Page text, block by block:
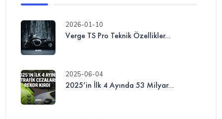
2026-01-10
Verge TS Pro Teknik Özellikler...
2025-06-04
2025’in İlk 4 Ayında 53 Milyar...